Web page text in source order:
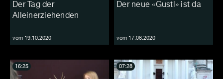
Der Tag der
Alleinerziehenden
vom 19.10.2020
Der neue «Gustl» ist da
vom 17.06.2020
16:25 07:28